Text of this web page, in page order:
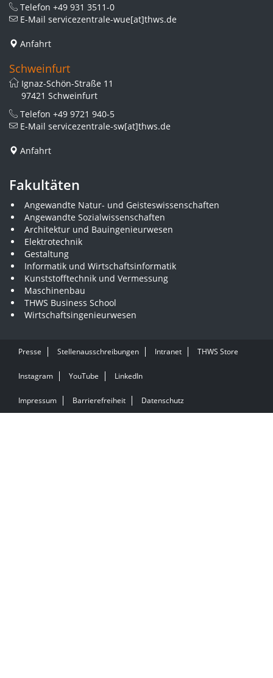
Telefon +49 931 3511-0
E-Mail servicezentrale-wue[at]thws.de
Anfahrt
Schweinfurt
Ignaz-Schön-Straße 11
97421 Schweinfurt
Telefon +49 9721 940-5
E-Mail servicezentrale-sw[at]thws.de
Anfahrt
Fakultäten
Angewandte Natur- und Geisteswissenschaften
Angewandte Sozialwissenschaften
Architektur und Bauingenieurwesen
Elektrotechnik
Gestaltung
Informatik und Wirtschaftsinformatik
Kunststofftechnik und Vermessung
Maschinenbau
THWS Business School
Wirtschaftsingenieurwesen
Presse Stellenausschreibungen Intranet THWS Store
Instagram YouTube LinkedIn
Impressum Barrierefreiheit Datenschutz